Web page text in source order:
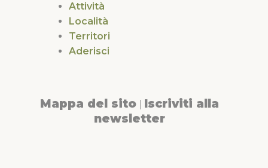
Attività
Località
Territori
Aderisci
Mappa del sito Iscriviti alla
newsletter